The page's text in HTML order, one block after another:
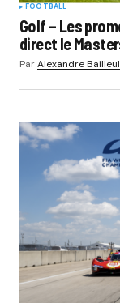
FOOTBALL
Golf – Les
direct le
ParAlexandre Bailleul